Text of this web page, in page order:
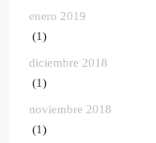
enero 2019
(1)
diciembre 2018
(1)
noviembre 2018
(1)